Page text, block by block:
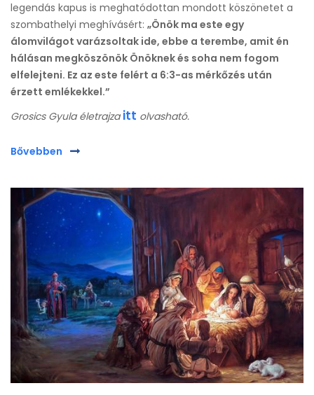
legendás kapus is meghatódottan mondott köszönetet a
szombathelyi meghívásért: „Önök ma este egy
álomvilágot varázsoltak ide, ebbe a terembe, amit én
hálásan megköszönök Önöknek és soha nem fogom
elfelejteni. Ez az este felért a 6:3-as mérkőzés után
érzett emlékekkel.”
Grosics Gyula életrajza itt olvasható.
Bővebben